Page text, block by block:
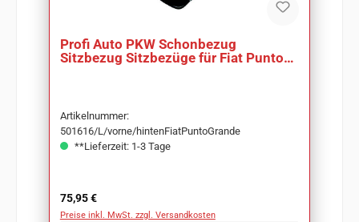
Profi Auto PKW Schonbezug
Sitzbezug Sitzbezüge für Fiat Punto
Artikelnummer:
501616/L/vorne/hintenFiatPuntoGrande
**Lieferzeit: 1-3 Tage
Regulärer Preis:
75,95 €
Preise inkl. MwSt. zzgl. Versandkosten